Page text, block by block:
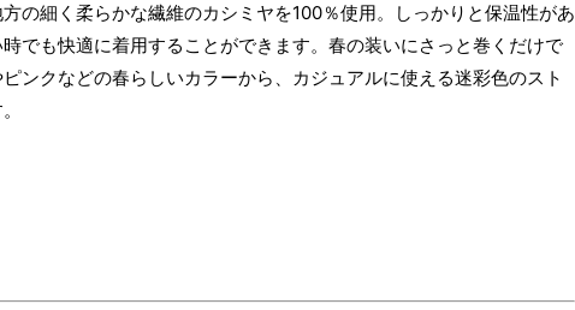
の細く柔らかな繊維のカシミヤを100％使用。しっかりと保温性があ
でも快適に着用することができます。春の装いにさっと巻くだけで
ンクなどの春らしいカラーから、カジュアルに使える迷彩色のスト